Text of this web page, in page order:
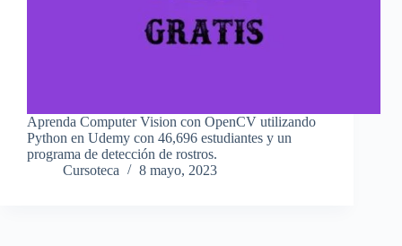
Aprenda Computer Vision con OpenCV utilizando
Python en Udemy con 46,696 estudiantes y un
programa de detección de rostros.
Cursoteca
8 mayo, 2023